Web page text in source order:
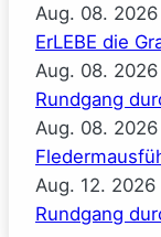
Aug. 08. 2026
ErLEBE die
Aug. 08. 2026
Rundgang
Aug. 08. 2026
Aug. 12. 2026
Rundgang